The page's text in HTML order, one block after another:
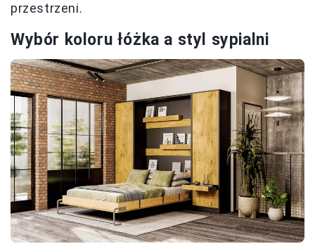
przestrzeni.
Wybór koloru łóżka a styl sypialni